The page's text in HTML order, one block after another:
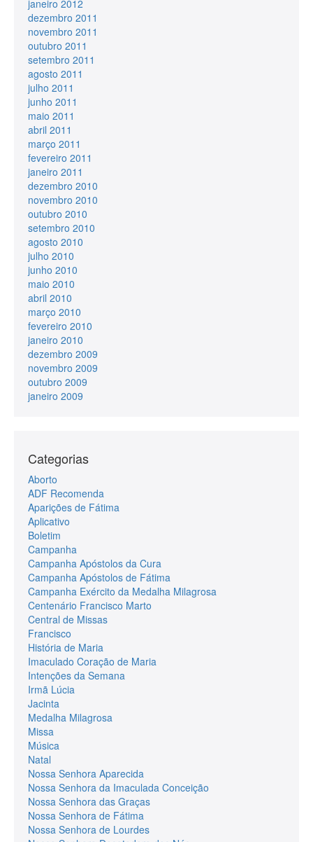
janeiro 2012
dezembro 2011
novembro 2011
outubro 2011
setembro 2011
agosto 2011
julho 2011
junho 2011
maio 2011
abril 2011
março 2011
fevereiro 2011
janeiro 2011
dezembro 2010
novembro 2010
outubro 2010
setembro 2010
agosto 2010
julho 2010
junho 2010
maio 2010
abril 2010
março 2010
fevereiro 2010
janeiro 2010
dezembro 2009
novembro 2009
outubro 2009
janeiro 2009
Categorias
Aborto
ADF Recomenda
Aparições de Fátima
Aplicativo
Boletim
Campanha
Campanha Apóstolos da Cura
Campanha Apóstolos de Fátima
Campanha Exército da Medalha Milagrosa
Centenário Francisco Marto
Central de Missas
Francisco
História de Maria
Imaculado Coração de Maria
Intenções da Semana
Irmã Lúcia
Jacinta
Medalha Milagrosa
Missa
Música
Natal
Nossa Senhora Aparecida
Nossa Senhora da Imaculada Conceição
Nossa Senhora das Graças
Nossa Senhora de Fátima
Nossa Senhora de Lourdes